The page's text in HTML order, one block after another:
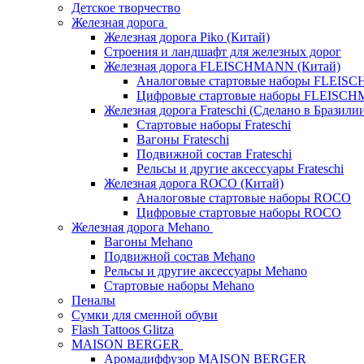
Детское творчество
Железная дорога
Железная дорога Piko (Китай)
Строения и ландшафт для железных дорог
Железная дорога FLEISCHMANN (Китай)
Аналоговые стартовые наборы
Цифровые стартовые наборы
Железная дорога Frateschi (Сделано в
Стартовые наборы Frateschi
Вагоны Frateschi
Подвижной состав Frateschi
Рельсы и другие аксессуары Frateschi
Железная дорога ROCO (Китай)
Аналоговые стартовые наборы ROCO
Цифровые стартовые наборы ROCO
Железная дорога Mehano
Вагоны Mehano
Подвижной состав Mehano
Рельсы и другие аксессуары Mehano
Стартовые наборы Mehano
Пеналы
Сумки для сменной обуви
Flash Tattoos Glitza
MAISON BERGER
Аромадиффузор MAISON BERGER